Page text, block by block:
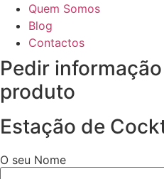
Quem Somos
Blog
Contactos
Pedir
produto
Estação de
O seu Nome